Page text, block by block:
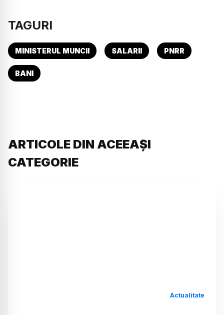
TAGURI
MINISTERUL MUNCII SALARII PNRR
BANI
ARTICOLE DIN ACEEAȘI
CATEGORIE
Actualitate